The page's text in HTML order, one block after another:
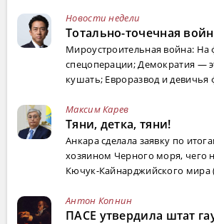
Новости недели
Тотально-точечная
Мироустроительная война: На
спецоперации; Демократия —
кушать; Евроразвод и девичья
Максим Карев
Тяни, детка, тяни!
Анкара сделала заявку по
хозяином Черного моря, чего
Кючук-Кайнарджийского мира
Антон Копнин
ПАСЕ утвердила штат